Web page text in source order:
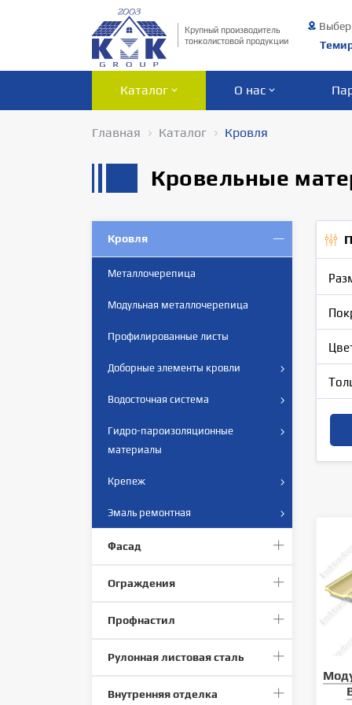
Крупный производитель
тонколистовой продукции
Каталог О нас
Главная Каталог Кровля
Кровельные
Кровля
Металлочерепица
Модульная металлочерепица
Профилированные листы
Доборные элементы кровли
Водосточная система
Гидро-пароизоляционные
материалы
Крепеж
Эмаль ремонтная
Фасад
Ограждения
Профнастил
Рулонная листовая сталь
Внутренняя отделка